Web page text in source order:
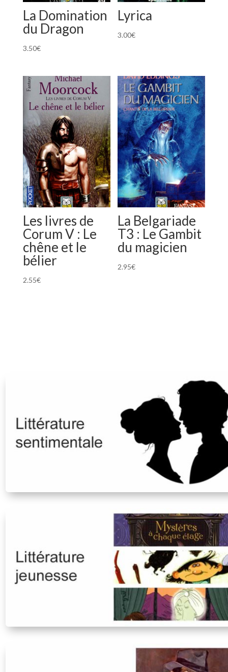
La Domination
du Dragon
3.50€
Lyrica
3.00€
Les livres de
Corum V : Le
chêne et le
bélier
2.55€
La Belgariade
T3 : Le Gambit
du magicien
2.95€